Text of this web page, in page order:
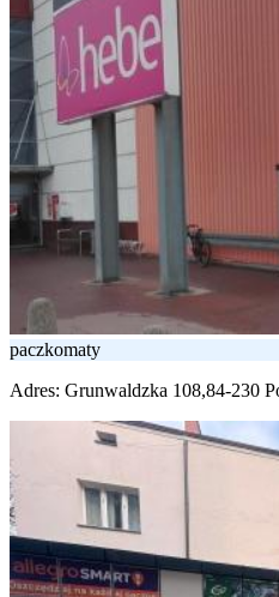
paczkomaty
Adres: Grunwaldzka 108,84-230